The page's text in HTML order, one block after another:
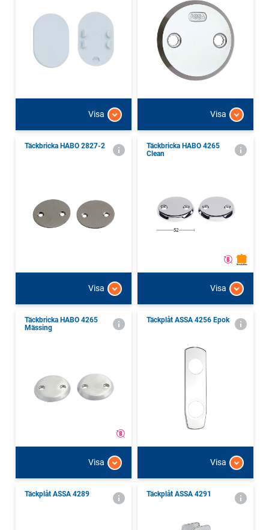
Visa Visa
Täckbricka HABO 2827-2
Visa
Täckbricka HABO 4265
Clean
Visa
Täckbricka HABO 4265
Mässing
Visa
Täckplåt ASSA 4256 Epok
Visa
Täckplåt ASSA 4289 Täckplåt ASSA 4291